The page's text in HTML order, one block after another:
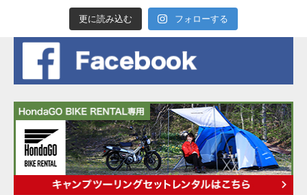
更に読み込む フォローする